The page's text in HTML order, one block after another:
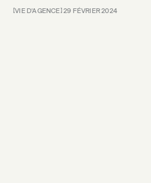
VIED'AGENCE 29 FÉVRIER2024